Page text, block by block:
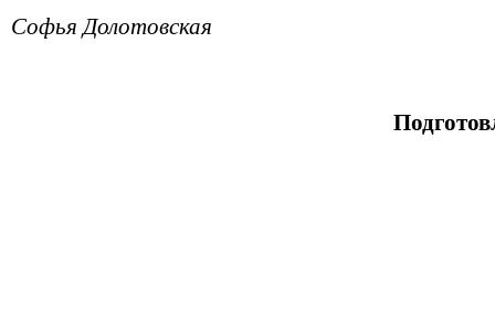
Софья Долотовская